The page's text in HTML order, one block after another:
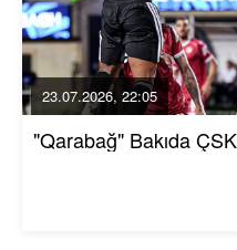
23.07.2026, 22:05
"Qarabağ" Bakıda